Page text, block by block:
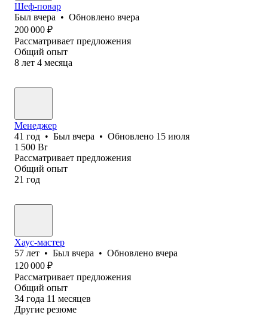
Шеф-повар
Был вчера • Обновлено вчера
200 000 ₽
Рассматривает предложения
Общий опыт
8 лет 4 месяца
Менеджер
41 год • Был вчера • Обновлено 15 июля
1 500 Br
Рассматривает предложения
Общий опыт
21 год
Хаус-мастер
57 лет • Был вчера • Обновлено вчера
120 000 ₽
Рассматривает предложения
Общий опыт
34 года 11 месяцев
Другие резюме